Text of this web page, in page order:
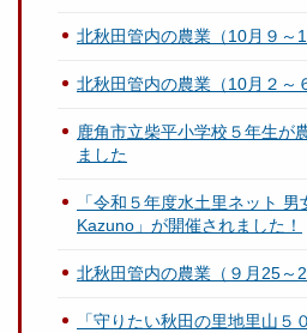
北秋田管内の農業（10月９～
北秋田管内の農業（10月２～
鹿角市立柴平小学校５年生が
ました
「令和５年度水土里ネット
Kazuno」が開催されました！
北秋田管内の農業（９月25～
「守りたい秋田の里地里山５